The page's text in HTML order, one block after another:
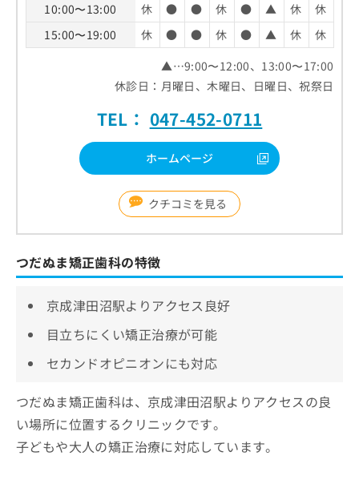
10:00〜13:00
休 ● ● 休 ● ▲ 休
休
15:00〜19:00
休 ● ● 休 ● ▲ 休
休
▲…9:00〜12:00、13:00〜17:00
休診日：月曜日、木曜日、日曜日、祝祭日
TEL： 047-452-0711
ホームページ
クチコミを見る
つだぬま矯正歯科の特徴
京成津田沼駅よりアクセス良好
目立ちにくい矯正治療が可能
セカンドオピニオンにも対応
つだぬま矯正歯科は、京成津田沼駅よりアクセスの良
い場所に位置するクリニックです。
子どもや大人の矯正治療に対応しています。